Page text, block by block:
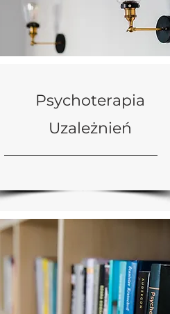
Psychoterapia
Uzależnień